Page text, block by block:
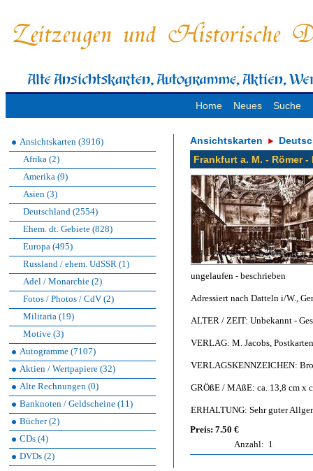
Home Neues Suche
Ansichtskarten (3916)
Afrika (2)
Amerika (9)
Asien (3)
Deutschland (2554)
Ehem. dt. Gebiete (828)
Europa (495)
Russland / ehem. UdSSR (1)
Adel / Monarchie (2)
Fotos / Photos / CdV (2)
Militaria (19)
Motive (3)
Autogramme (7107)
Aktien / Wertpapiere (32)
Alte Rechnungen (0)
Banknoten / Geldscheine (11)
Bücher (2)
CDs (4)
DVDs (2)
Ansichtskarten
Frankfurt a. M. - Römer
ungelaufen - beschrieben
Adressiert nach Datteln i/W.,
ALTER / ZEIT: Unbekannt -
VERLAG: M. Jacobs,
VERLAGSKENNZEICHEN:
GRÖßE / MAßE: ca. 13,8 cm x
ERHALTUNG: Sehr guter
Preis: 7.50 €
Anzahl: 1